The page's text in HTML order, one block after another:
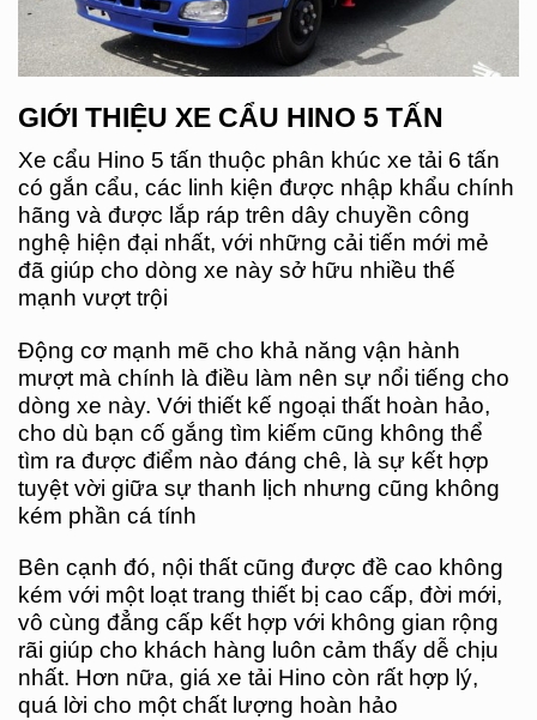
GIỚI THIỆU XE CẨU HINO 5 TẤN
Xe cẩu Hino 5 tấn thuộc phân khúc xe tải 6 tấn
có gắn cẩu, các linh kiện được nhập khẩu chính
hãng và được lắp ráp trên dây chuyền công
nghệ hiện đại nhất, với những cải tiến mới mẻ
đã giúp cho dòng xe này sở hữu nhiều thế
mạnh vượt trội
Động cơ mạnh mẽ cho khả năng vận hành
mượt mà chính là điều làm nên sự nổi tiếng cho
dòng xe này. Với thiết kế ngoại thất hoàn hảo,
cho dù bạn cố gắng tìm kiếm cũng không thể
tìm ra được điểm nào đáng chê, là sự kết hợp
tuyệt vời giữa sự thanh lịch nhưng cũng không
kém phần cá tính
Bên cạnh đó, nội thất cũng được đề cao không
kém với một loạt trang thiết bị cao cấp, đời mới,
vô cùng đẳng cấp kết hợp với không gian rộng
rãi giúp cho khách hàng luôn cảm thấy dễ chịu
nhất. Hơn nữa, giá xe tải Hino còn rất hợp lý,
quá lời cho một chất lượng hoàn hảo